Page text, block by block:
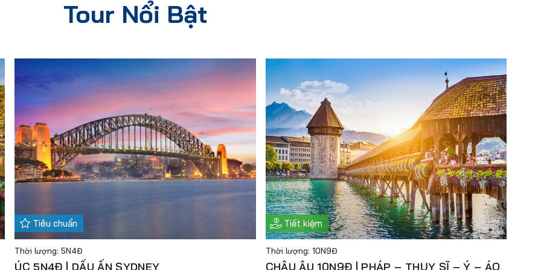
Tour Nổi Bật
Tiêu chuẩn
Thời lượng: 5N4Đ
ÚC 5N4Đ | DẤU ẤN SYDNEY
Tiết kiệm
Thời lượng: 10N9Đ
CHÂU ÂU 10N9Đ | PHÁP – THỤY SĨ – Ý – ÁO